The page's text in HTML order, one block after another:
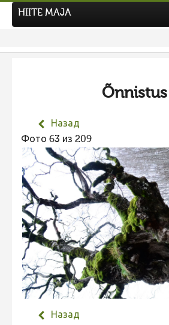
Hiite kuvavõistlus 2026
Фотоконкурс 2025
Не учитываются 2025
Видео 2025
Фотоконкурс 2024
Не учитываются 2024
Видео 2024
Фотоконкурс 2023
Не учитываются 2023
HIITE MAJA
Õnnistus
Назад
Фото 63 из 209
Назад